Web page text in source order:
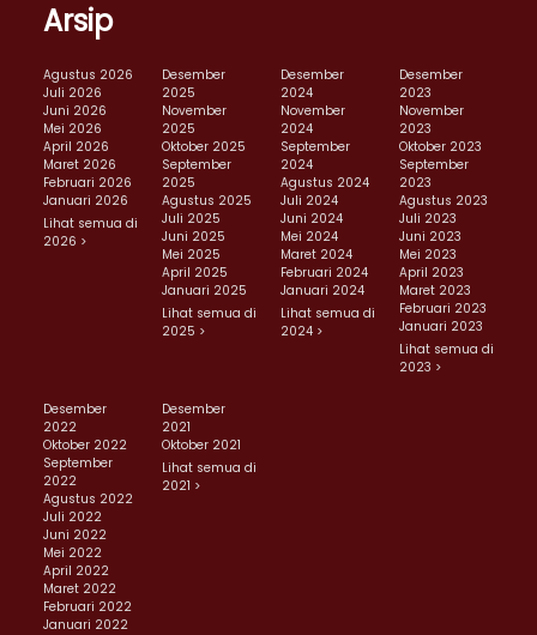
Arsip
Agustus 2026
Juli 2026
Juni 2026
Mei 2026
April 2026
Maret 2026
Februari 2026
Januari 2026
Lihat semua di
2026 >
Desember
2025
November
2025
Oktober 2025
September
2025
Agustus 2025
Juli 2025
Juni 2025
Mei 2025
April 2025
Januari 2025
Lihat semua di
2025 >
Desember
2024
November
2024
September
2024
Agustus 2024
Juli 2024
Juni 2024
Mei 2024
Maret 2024
Februari 2024
Januari 2024
Lihat semua di
2024 >
Desember
2023
November
2023
Oktober 2023
September
2023
Agustus 2023
Juli 2023
Juni 2023
Mei 2023
April 2023
Maret 2023
Februari 2023
Januari 2023
Lihat semua di
2023 >
Desember
2022
Oktober 2022
September
2022
Agustus 2022
Juli 2022
Juni 2022
Mei 2022
April 2022
Maret 2022
Februari 2022
Januari 2022
Desember
2021
Oktober 2021
Lihat semua di
2021 >